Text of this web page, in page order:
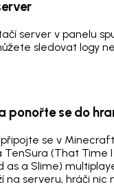
server v panelu
sledovat logy
ponořte se do
připojte se v
TenSura (That Time
as a Slime)
na serveru, hráči nic